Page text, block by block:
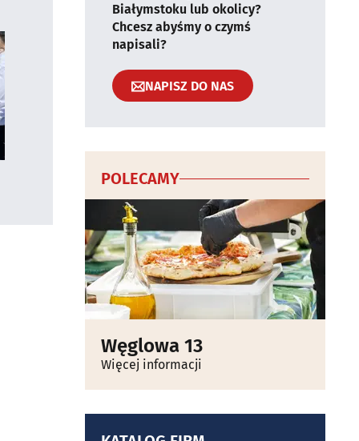
Białymstoku lub okolicy?
Chcesz abyśmy o czymś
napisali?
NAPISZ DO NAS
POLECAMY
Węglowa 13
Więcej informacji